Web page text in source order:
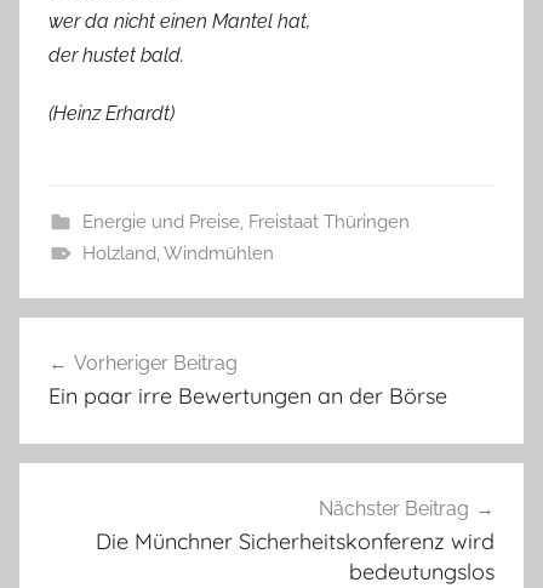
wer da nicht einen Mantel hat,
der hustet bald.
(Heinz Erhardt)
Energie und Preise, Freistaat Thüringen
Holzland,Windmühlen
Vorheriger Beitrag
Ein paar irre Bewertungen an der Börse
Nächster Beitrag
Die Münchner Sicherheitskonferenz wird
bedeutungslos